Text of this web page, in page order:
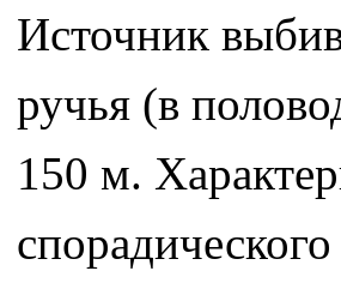
Источник
ручья (в
150 м.